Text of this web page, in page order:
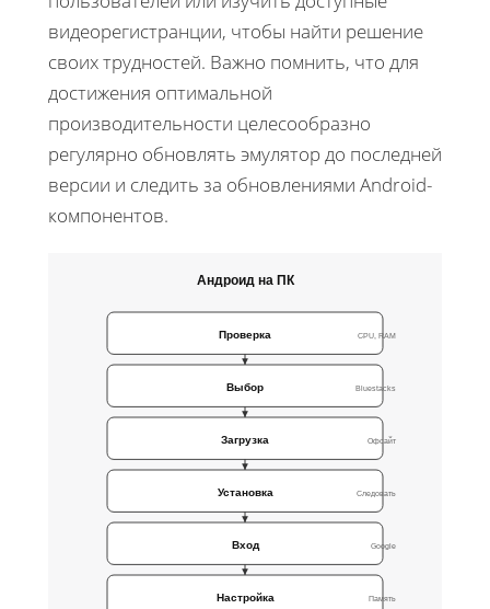
видеорегистранции, чтобы найти решение
своих трудностей. Важно помнить, что для
достижения оптимальной
производительности целесообразно
регулярно обновлять эмулятор до последней
версии и следить за обновлениями Android-
компонентов.
Андроид на ПК
Проверка
Выбор
Загрузка
Установка
Вход
Настройка
CPU, RAM
Bluestacks
Офсайт
Следовать
Google
Память